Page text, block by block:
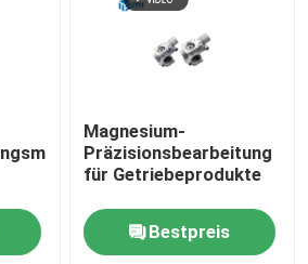
in Verbindung
Magnesium-
Präzisionsbearbeitung
für Getriebeprodukte
Bestpreis